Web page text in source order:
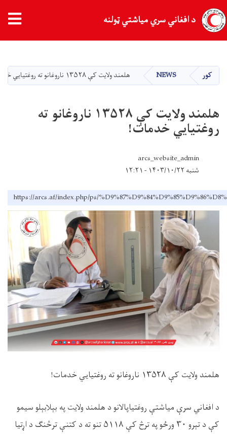
دانګل
د افغاني سري میاشتي ټولنه
کور NEWS هلمند ولايت کې ۱۳۵۲۸ ناروغانو ته روغتیایي خدمات!
هلمند ولايت کې ۱۳۵۲۸ ناروغانو ته
روغتیایي خدمات!
arcs_website_admin
شنبه ۱۴۰۳/۱۰/۲۲ - ۱۲:۲۱
https://arcs.af/index.php/ps/
هلمند ولايت کې ۱۳۵۲۸ ناروغانو ته روغتیایي خدمات!
د افغاني سرې میاشتې روغتياپالانو د هلمند ولايت په بېلابېلو سيمو
کې د تېرو ۳۰ ورځو په ترڅ کې ۵۱۱۸ تنو ته د کتنې ترڅنګ د اړتیا